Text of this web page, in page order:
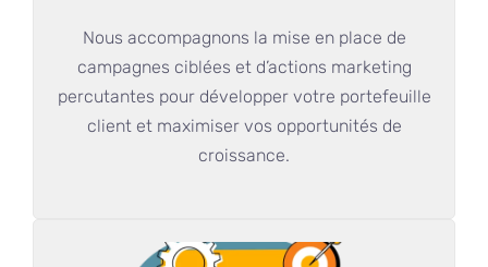
Nous accompagnons la mise en place de
campagnes ciblées et d’actions marketing
percutantes pour développer votre portefeuille
client et maximiser vos opportunités de
croissance.